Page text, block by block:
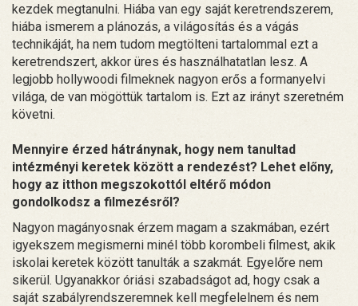
kezdek megtanulni. Hiába van egy saját keretrendszerem,
hiába ismerem a plánozás, a világosítás és a vágás
technikáját, ha nem tudom megtölteni tartalommal ezt a
keretrendszert, akkor üres és használhatatlan lesz. A
legjobb hollywoodi filmeknek nagyon erős a formanyelvi
világa, de van mögöttük tartalom is. Ezt az irányt szeretném
követni.
Mennyire érzed hátránynak, hogy nem tanultad
intézményi keretek között a rendezést? Lehet előny,
hogy az itthon megszokottól eltérő módon
gondolkodsz a filmezésről?
Nagyon magányosnak érzem magam a szakmában, ezért
igyekszem megismerni minél több korombeli filmest, akik
iskolai keretek között tanulták a szakmát. Egyelőre nem
sikerül. Ugyanakkor óriási szabadságot ad, hogy csak a
saját szabályrendszeremnek kell megfelelnem és nem